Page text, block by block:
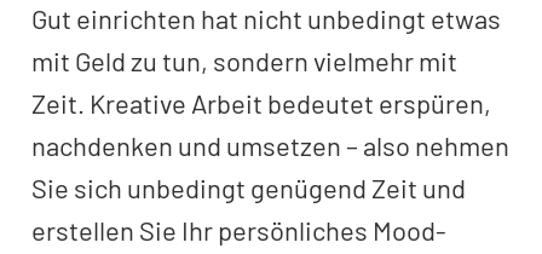
Gut einrichten hat nicht unbedingt etwas
mit Geld zu tun, sondern vielmehr mit
Zeit. Kreative Arbeit bedeutet erspüren,
nachdenken und umsetzen – also nehmen
Sie sich unbedingt genügend Zeit und
erstellen Sie Ihr persönliches Mood-